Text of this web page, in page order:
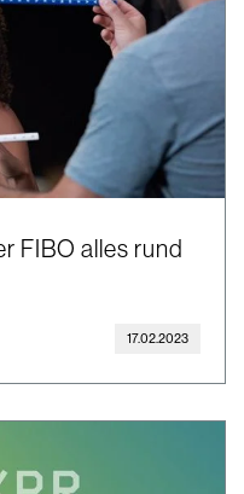
FIBO alles rund
17.02.2023